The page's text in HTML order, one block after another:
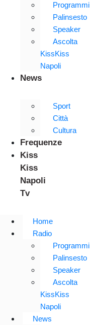
Programmi
Palinsesto
Speaker
Ascolta
KissKiss
Napoli
News
Sport
Città
Cultura
Frequenze
Kiss
Kiss
Napoli
Tv
Home
Radio
Programmi
Palinsesto
Speaker
Ascolta
KissKiss
Napoli
News